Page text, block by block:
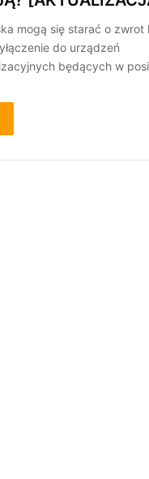
mogą się starać o zwrot
do urządzeń
będących w